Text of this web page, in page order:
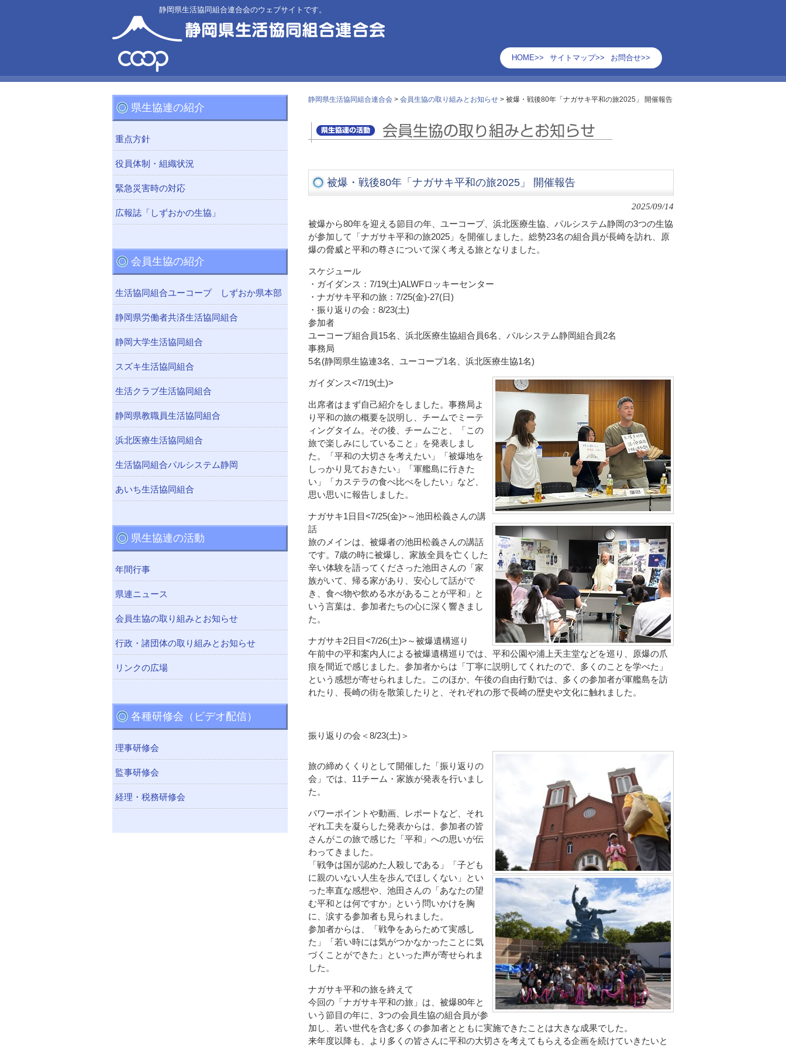
静岡県生活協同組合連合会のウェブサイトです。
お問合せ>>
サイトマップ>>
HOME>>
静岡県生活協同組合連合会 > 会員生協の取り組みとお知らせ > 被爆・戦後80年「ナガサキ平和の旅2025」 開催報告
被爆・戦後80年「ナガサキ平和の旅2025」 開催報告
2025/09/14
被爆から80年を迎える節目の年、ユーコープ、浜北医療生協、パルシステム静岡の3つの生協
が参加して「ナガサキ平和の旅2025」を開催しました。総勢23名の組合員が長崎を訪れ、原
爆の脅威と平和の尊さについて深く考える旅となりました。
スケジュール
・ガイダンス：7/19(土)ALWFロッキーセンター
・ナガサキ平和の旅：7/25(金)-27(日)
・振り返りの会：8/23(土)
参加者
ユーコープ組合員15名、浜北医療生協組合員6名、パルシステム静岡組合員2名
事務局
5名(静岡県生協連3名、ユーコープ1名、浜北医療生協1名)
ガイダンス<7/19(土)>
出席者はまず自己紹介をしました。事務局よ
り平和の旅の概要を説明し、チームでミーテ
ィングタイム。その後、チームごと、「この
旅で楽しみにしていること」を発表しまし
た。「平和の大切さを考えたい」「被爆地を
しっかり見ておきたい」「軍艦島に行きた
い」「カステラの食べ比べをしたい」など、
思い思いに報告しました。
ナガサキ1日目<7/25(金)>～池田松義さんの講
話
旅のメインは、被爆者の池田松義さんの講話
です。7歳の時に被爆し、家族全員を亡くした
辛い体験を語ってくださった池田さんの「家
族がいて、帰る家があり、安心して話がで
き、食べ物や飲める水があることが平和」と
いう言葉は、参加者たちの心に深く響きまし
た。
ナガサキ2日目<7/26(土)>～被爆遺構巡り
午前中の平和案内人による被爆遺構巡りでは、平和公園や浦上天主堂などを巡り、原爆の爪
痕を間近で感じました。参加者からは「丁寧に説明してくれたので、多くのことを学べた」
という感想が寄せられました。このほか、午後の自由行動では、多くの参加者が軍艦島を訪
れたり、長崎の街を散策したりと、それぞれの形で長崎の歴史や文化に触れました。
振り返りの会＜8/23(土)＞
旅の締めくくりとして開催した「振り返りの
会」では、11チーム・家族が発表を行いまし
た。
パワーポイントや動画、レポートなど、それ
ぞれ工夫を凝らした発表からは、参加者の皆
さんがこの旅で感じた「平和」への思いが伝
わってきました。
「戦争は国が認めた人殺しである」「子ども
に親のいない人生を歩んでほしくない」とい
った率直な感想や、池田さんの「あなたの望
む平和とは何ですか」という問いかけを胸
に、涙する参加者も見られました。
参加者からは、「戦争をあらためて実感し
た」「若い時には気がつかなかったことに気
づくことができた」といった声が寄せられま
した。
ナガサキ平和の旅を終えて
今回の「ナガサキ平和の旅」は、被爆80年と
いう節目の年に、3つの会員生協の組合員が参
加し、若い世代を含む多くの参加者とともに実施できたことは大きな成果でした。
来年度以降も、より多くの皆さんに平和の大切さを考えてもらえる企画を続けていきたいと
県生協連の紹介
重点方針
役員体制・組織状況
緊急災害時の対応
広報誌「しずおかの生協」
会員生協の紹介
生活協同組合ユーコープ しずおか県本部
静岡県労働者共済生活協同組合
静岡大学生活協同組合
スズキ生活協同組合
生活クラブ生活協同組合
静岡県教職員生活協同組合
浜北医療生活協同組合
生活協同組合パルシステム静岡
あいち生活協同組合
県生協連の活動
年間行事
県連ニュース
会員生協の取り組みとお知らせ
行政・諸団体の取り組みとお知らせ
リンクの広場
各種研修会（ビデオ配信）
理事研修会
監事研修会
経理・税務研修会